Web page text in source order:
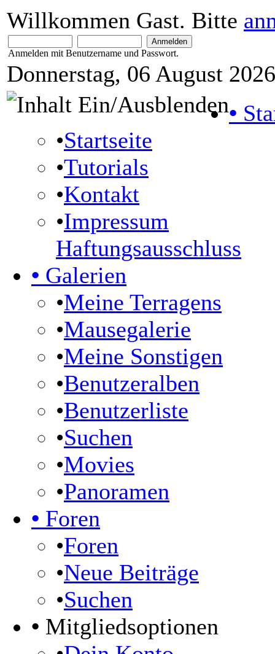
Willkommen Gast. Bitte
Anmelden mit Benutzername und Passwort.
Donnerstag, 06 August
•
•Startseite
•Tutorials
•Kontakt
•Impressum
Haftungsausschluss
• Galerien
•Meine Terragens
•Mausegalerie
•Meine Sonstigen
•Benutzeralben
•Benutzerliste
•Suchen
•Movies
•Panoramen
• Foren
•Foren
•Neue Beiträge
•Suchen
• Mitgliedsoptionen